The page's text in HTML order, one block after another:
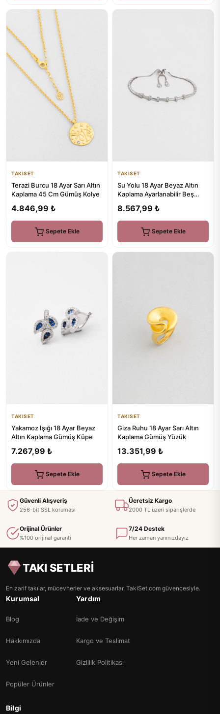
TAKISET
Terazi Burcu 18 Ayar Sarı Altın
Kaplama 45 Cm Gümüş Kolye
4.846,99 ₺
Sepete Ekle
TAKISET
Su Yolu 18 Ayar Beyaz Altın
Kaplama Ayarlanabilir Beş
8.567,99 ₺
Sepete Ekle
TAKISET
Yakamoz Işığı 18 Ayar Beyaz
Altın Kaplama Gümüş Küpe
7.267,99 ₺
Sepete Ekle
TAKISET
Giza Ruhu 18 Ayar Sarı Altın
Kaplama Gümüş Yüzük
13.351,99 ₺
Sepete Ekle
Güvenli Alışveriş
256-bit SSL koruması
Ücretsiz Kargo
2000 TL üzeri siparişlerde
Orijinal Ürünler
%100 orijinal garanti
7/24 Destek
Her zaman yanınızdayız
TAKI SETLERİ
En zarif takılar, mücevherler ve aksesuarlar. TakiSet.com güvencesiyle.
Kurumsal
Blog
Hakkımızda
Yeni Gelenler
Popüler Ürünler
Yardım
İade ve Değişim
Kargo ve Teslimat
Gizlilik Politikası
Bilgi